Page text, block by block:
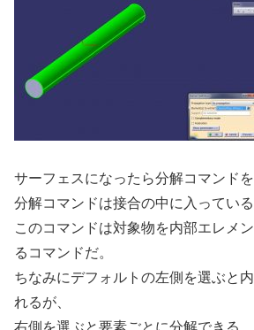
サーフェスになったら分解コマンドを
分解コマンドは接合の中に入っている
このコマンドは対象物を内部エレメ
るコマンドだ。
ちなみにデフォルトの左側を選ぶと
れるが、
右側を選ぶと要素ごとに分解できる。